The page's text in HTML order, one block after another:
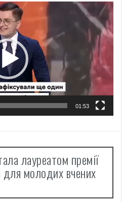
01:53
лауреатом премії
для молодих вчених